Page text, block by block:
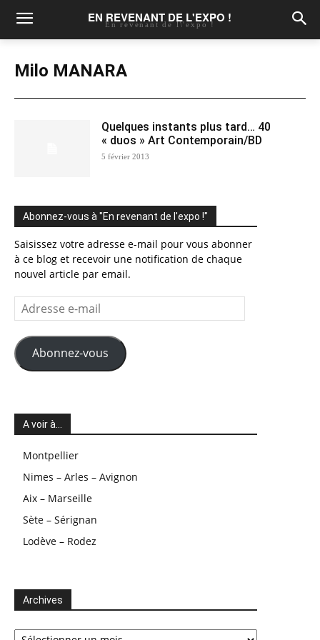
EN REVENANT DE L'EXPO !
En revenant de l\'expo !
Milo MANARA
Quelques instants plus tard… 40
« duos » Art Contemporain/BD
5 février 2013
Abonnez-vous à "En revenant de l'expo !"
Saisissez votre adresse e-mail pour vous abonner
à ce blog et recevoir une notification de chaque
nouvel article par email.
Adresse
e-
mail
Abonnez-vous
A voir à…
Montpellier
Nimes – Arles – Avignon
Aix – Marseille
Sète – Sérignan
Lodève – Rodez
Archives
Archives